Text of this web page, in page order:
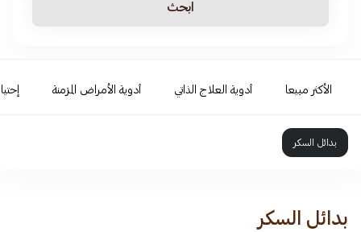
ابحث
الأكثر مبيعا أدوية العلاج الذاتي أدوية الأمراض المزمنة
بدائل السكر
بدائل السكر